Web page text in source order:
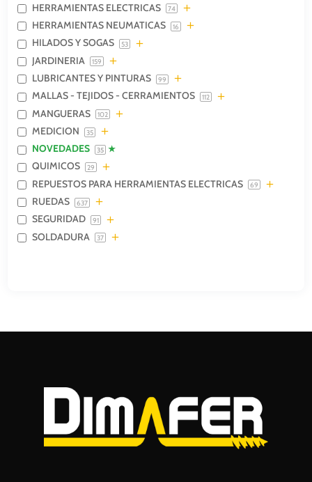
HERRAMIENTAS ELECTRICAS 74
HERRAMIENTAS NEUMATICAS 16
HILADOS Y SOGAS 53
JARDINERIA 159
LUBRICANTES Y PINTURAS 99
MALLAS - TEJIDOS - CERRAMIENTOS 112
MANGUERAS 102
MEDICION 35
NOVEDADES 35
QUIMICOS 29
REPUESTOS PARA HERRAMIENTAS ELECTRICAS 69
RUEDAS 637
SEGURIDAD 91
SOLDADURA 37